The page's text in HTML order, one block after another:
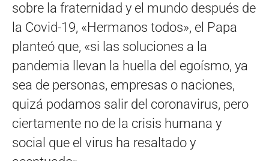
sobre la fraternidad y el mundo después de
la Covid-19, «Hermanos todos», el Papa
planteó que, «si las soluciones a la
pandemia llevan la huella del egoísmo, ya
sea de personas, empresas o naciones,
quizá podamos salir del coronavirus, pero
ciertamente no de la crisis humana y
social que el virus ha resaltado y